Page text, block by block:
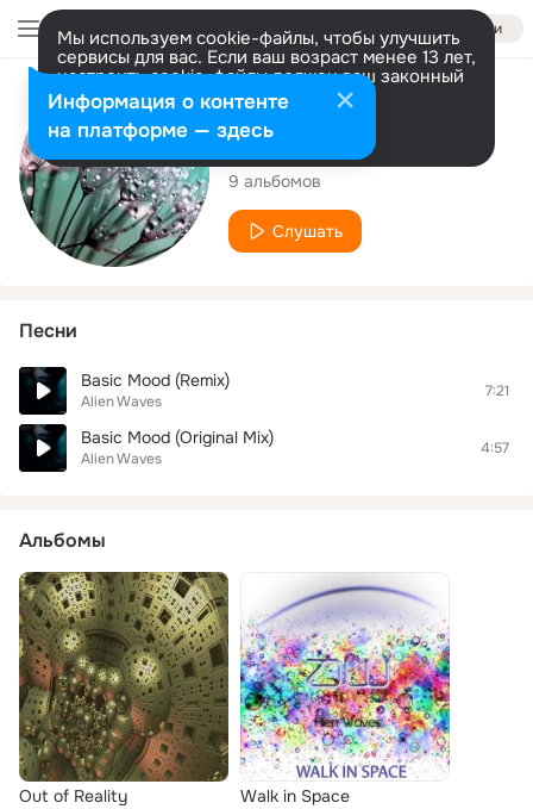
Войти
Мы используем cookie-файлы, чтобы улучшить
сервисы для вас. Если ваш возраст менее 13 лет,
настроить cookie-файлы должен ваш законный
представитель. Больше информации
Разрешить все Настроить
Исполнитель
Alien Waves
9 альбомов
Слушать
Песни
Basic Mood (Remix)
Alien Waves
7:21
Basic Mood (Original Mix)
Alien Waves
4:57
Альбомы
Out of Reality Walk in Space
Информация о контенте
на платформе — здесь